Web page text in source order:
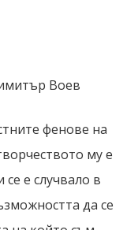
Воев
фенове на
му е
е случвало в
да се